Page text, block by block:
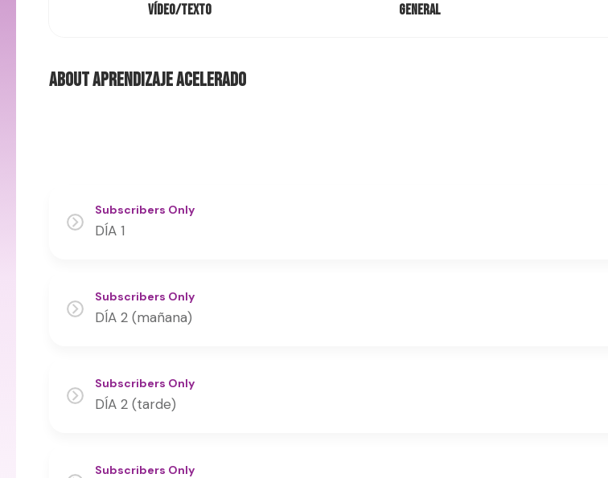
Vídeo/Texto General
AboutAprendizaje acelerado
Subscribers Only
DÍA 1
Subscribers Only
DÍA 2 (mañana)
Subscribers Only
DÍA 2 (tarde)
Subscribers Only